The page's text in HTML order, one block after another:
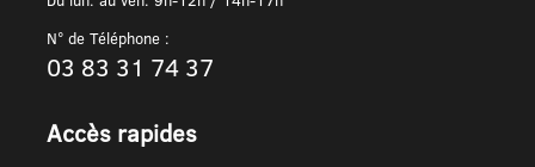
N° de Téléphone :
03 83 31 74 37
Accès rapides